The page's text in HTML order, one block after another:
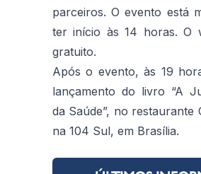
parceiros. O evento está
ter início às 14 horas. O
gratuito.
Após o evento, às 19
lançamento do livro “A
da Saúde”, no restaurante
na 104 Sul, em Brasília.